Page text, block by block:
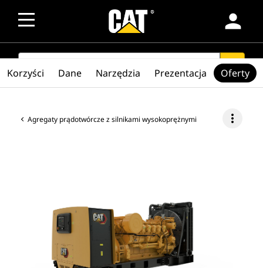
person
SEARCH search
Agregaty prądotwórcze z silnikami wysokoprężnymi more_vert
Korzyści Dane Narzędzia Prezentacja Oferty